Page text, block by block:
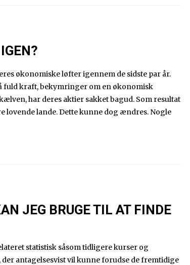
økonomiske løfter igennem de sidste par år.
fuld kraft, bekymringer om en økonomisk
har deres aktier sakket bagud. Som resultat
lovende lande. Dette kunne dog ændres. Nogle
JEG BRUGE TIL AT FINDE
statistisk såsom tidligere kurser og
antagelsesvist vil kunne forudse de fremtidige